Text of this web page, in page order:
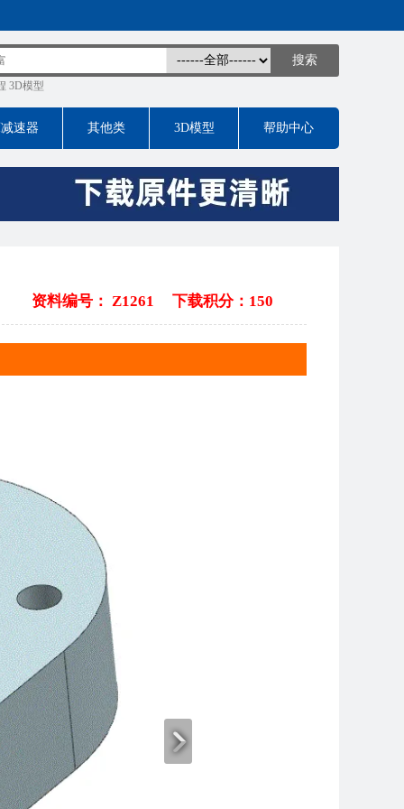
3D模型
速器 其他类 3D模型 帮助中心
下载积分：150
资料编号： Z1261